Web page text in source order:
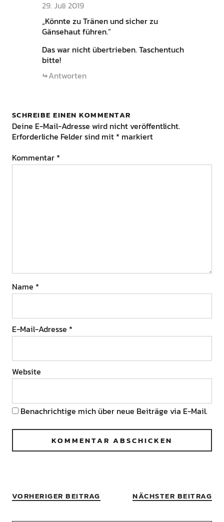
29. Juli 2019
„Könnte zu Tränen und sicher zu
Gänsehaut führen.“
Das war nicht übertrieben. Taschentuch
bitte!
Antworten
SCHREIBE EINEN KOMMENTAR
Deine E-Mail-Adresse wird nicht veröffentlicht.
Erforderliche Felder sind mit * markiert
Kommentar *
Name *
E-Mail-Adresse *
Website
Benachrichtige mich über neue Beiträge via E-Mail.
VORHERIGER BEITRAG NÄCHSTER BEITRAG